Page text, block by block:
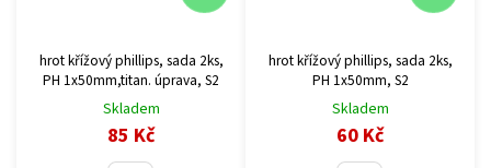
hrot křížový phillips, sada 2ks,
PH 1x50mm,titan. úprava, S2
Skladem
85 Kč
hrot křížový phillips, sada 2ks,
PH 1x50mm, S2
Skladem
60 Kč